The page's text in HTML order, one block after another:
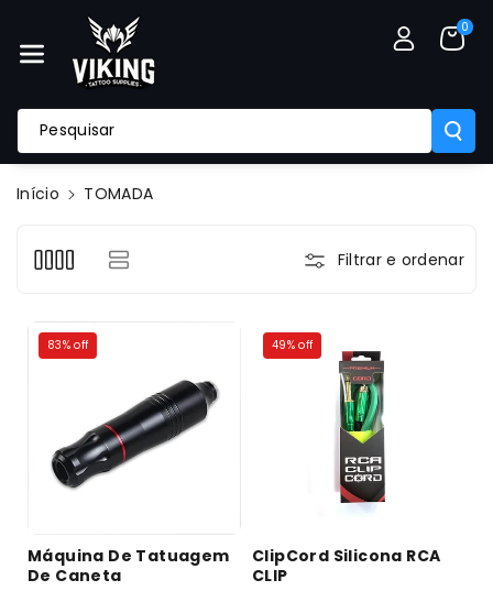
A O Conte
Údo
Pesquisar
0
Início TOMADA
Filtrar e ordenar
83% off
Máquina De Tatuagem
De Caneta
49% off
ClipCord Silicona RCA
CLIP